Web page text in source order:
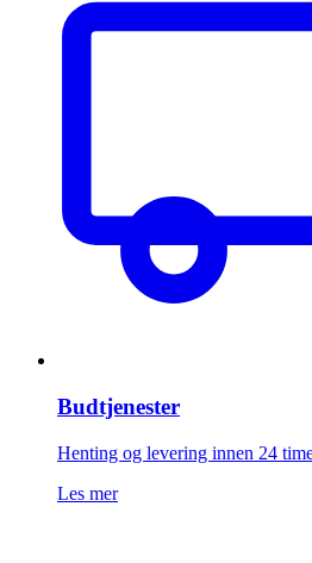
Budtjenester
Henting og levering innen 24
Les mer